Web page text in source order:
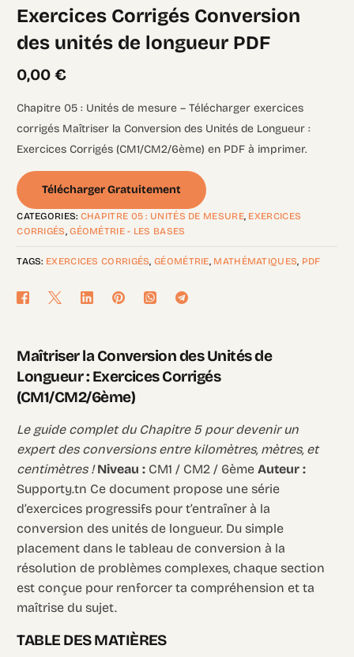
Exercices Corrigés Conversion
des unités de longueur PDF
0,00€
Chapitre 05 : Unités de mesure – Télécharger exercices
corrigés Maîtriser la Conversion des Unités de Longueur :
Exercices Corrigés (CM1/CM2/6ème) en PDF à imprimer.
Télécharger Gratuitement
CATEGORIES: CHAPITRE 05 : UNITÉS DE MESURE, EXERCICES
CORRIGÉS,GÉOMÉTRIE - LES BASES
TAGS: EXERCICES CORRIGÉS,GÉOMÉTRIE, MATHÉMATIQUES, PDF
Maîtriser la Conversion des Unités de
Longueur : Exercices Corrigés
(CM1/CM2/6ème)
Le guide complet du Chapitre 5 pour devenir un
expert des conversions entre kilomètres, mètres, et
centimètres ! Niveau : CM1 / CM2 / 6èmeAuteur :
Supporty.tn Ce document propose une série
d’exercices progressifs pour t’entraîner à la
conversion des unités de longueur. Du simple
placement dans le tableau de conversion à la
résolution de problèmes complexes, chaque section
est conçue pour renforcer ta compréhension et ta
maîtrise du sujet.
TABLE DES MATIÈRES